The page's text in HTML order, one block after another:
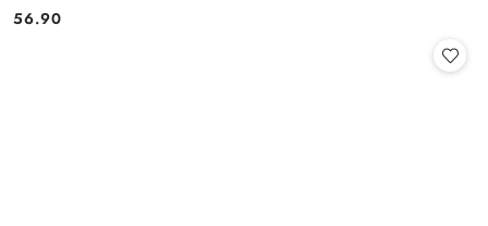
Cena:
56.90